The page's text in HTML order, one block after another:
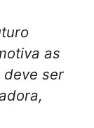
as
deve ser